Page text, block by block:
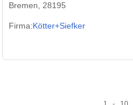
Bremen, 28195
Firma:Kötter+Siefker